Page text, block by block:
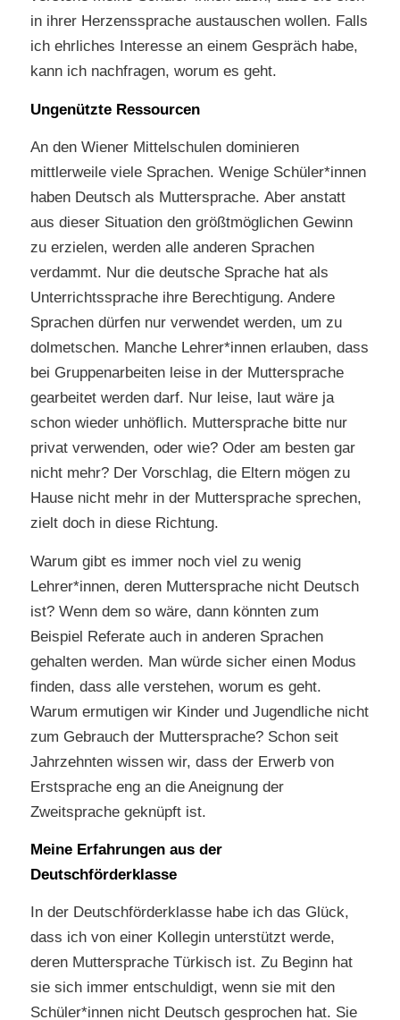
in ihrer Herzenssprache austauschen wollen. Falls
ich ehrliches Interesse an einem Gespräch habe,
kann ich nachfragen, worum es geht.
Ungenützte Ressourcen
An den Wiener Mittelschulen dominieren
mittlerweile viele Sprachen. Wenige Schüler*innen
haben Deutsch als Muttersprache. Aber anstatt
aus dieser Situation den größtmöglichen Gewinn
zu erzielen, werden alle anderen Sprachen
verdammt. Nur die deutsche Sprache hat als
Unterrichtssprache ihre Berechtigung. Andere
Sprachen dürfen nur verwendet werden, um zu
dolmetschen. Manche Lehrer*innen erlauben, dass
bei Gruppenarbeiten leise in der Muttersprache
gearbeitet werden darf. Nur leise, laut wäre ja
schon wieder unhöflich. Muttersprache bitte nur
privat verwenden, oder wie? Oder am besten gar
nicht mehr? Der Vorschlag, die Eltern mögen zu
Hause nicht mehr in der Muttersprache sprechen,
zielt doch in diese Richtung.
Warum gibt es immer noch viel zu wenig
Lehrer*innen, deren Muttersprache nicht Deutsch
ist? Wenn dem so wäre, dann könnten zum
Beispiel Referate auch in anderen Sprachen
gehalten werden. Man würde sicher einen Modus
finden, dass alle verstehen, worum es geht.
Warum ermutigen wir Kinder und Jugendliche nicht
zum Gebrauch der Muttersprache? Schon seit
Jahrzehnten wissen wir, dass der Erwerb von
Erstsprache eng an die Aneignung der
Zweitsprache geknüpft ist.
Meine Erfahrungen aus der
Deutschförderklasse
In der Deutschförderklasse habe ich das Glück,
dass ich von einer Kollegin unterstützt werde,
deren Muttersprache Türkisch ist. Zu Beginn hat
sie sich immer entschuldigt, wenn sie mit den
Schüler*innen nicht Deutsch gesprochen hat. Sie